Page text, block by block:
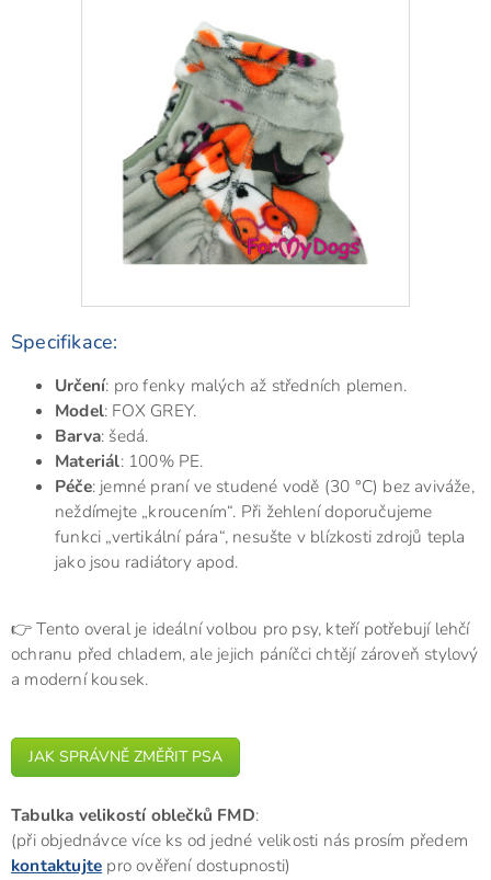
Specifikace:
Určení: pro fenky malých až středních plemen.
Model: FOX GREY.
Barva: šedá.
Materiál: 100% PE.
Péče: jemné praní ve studené vodě (30 °C) bez aviváže,
neždímejte „kroucením“. Při žehlení doporučujeme
funkci „vertikální pára“, nesušte v blízkosti zdrojů tepla
jako jsou radiátory apod.
👉 Tento overal je ideální volbou pro psy, kteří potřebují lehčí
ochranu před chladem, ale jejich páníčci chtějí zároveň stylový
a moderní kousek.
JAK SPRÁVNĚ ZMĚŘIT PSA
Tabulka velikostí oblečků FMD:
(při objednávce více ks od jedné velikosti nás prosím předem
kontaktujte pro ověření dostupnosti)